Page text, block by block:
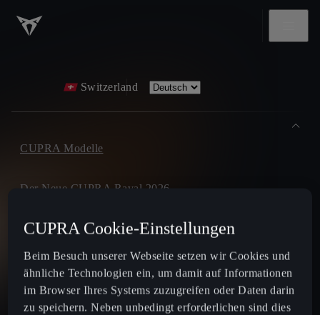
Switzerland
CUPRA Modelle
Der Neue CUPRA Raval 2026
Der Neue CUPRA Born 2026
Terramar
Tavascan
CUPRA Cookie-Einstellungen
Beim Besuch unserer Webseite setzen wir Cookies und
ähnliche Technologien ein, um damit auf Informationen
im Browser Ihres Systems zuzugreifen oder Daten darin
zu speichern. Neben unbedingt erforderlichen sind dies